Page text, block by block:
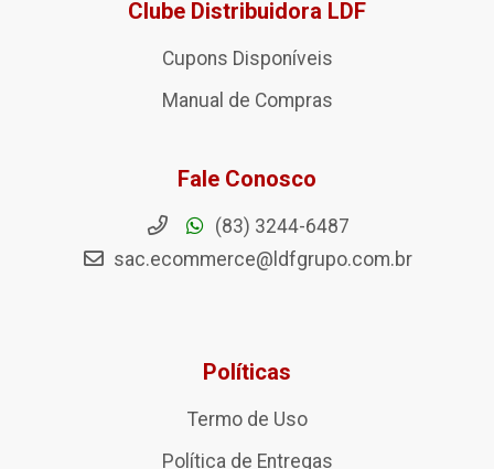
Clube Distribuidora LDF
Cupons Disponíveis
Manual de Compras
Fale Conosco
(83) 3244-6487
sac.ecommerce@ldfgrupo.com.br
Políticas
Termo de Uso
Política de Entregas